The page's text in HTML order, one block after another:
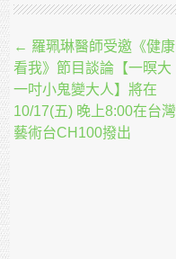
Post navigation
← 羅珮琳醫師受邀《健康
看我》節目談論【一暝大
一吋小鬼變大人】將在
10/17(五) 晚上8:00在台灣
藝術台CH100撥出